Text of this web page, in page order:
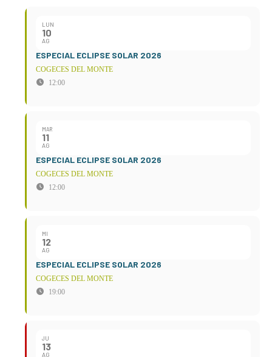
LUN
10
AG
ESPECIAL ECLIPSE SOLAR 2026
COGECES DEL MONTE
12:00
MAR
11
AG
ESPECIAL ECLIPSE SOLAR 2026
COGECES DEL MONTE
12:00
MI
12
AG
ESPECIAL ECLIPSE SOLAR 2026
COGECES DEL MONTE
19:00
JU
13
AG